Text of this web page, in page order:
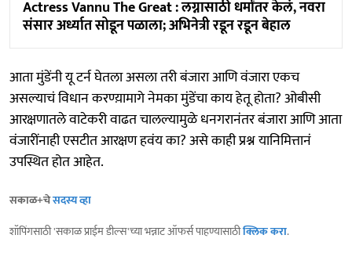
Actress Vannu The Great : लग्नासाठी धर्मांतर केलं, नवरा
संसार अर्ध्यात सोडून पळाला; अभिनेत्री रडून रडून बेहाल
आता मुंडेंनी यू टर्न घेतला असला तरी बंजारा आणि वंजारा एकच
असल्याचं विधान करण्य़ामागे नेमका मुंडेंचा काय हेतू होता? ओबीसी
आरक्षणातले वाटेकरी वाढत चालल्यामुळे धनगरानंतर बंजारा आणि आता
वंजारींनाही एसटीत आरक्षण हवंय का? असे काही प्रश्न यानिमित्तानं
उपस्थित होत आहेत.
सकाळ+चेसदस्य व्हा
शॉपिंगसाठी 'सकाळ प्राईम डील्स'च्या भन्नाट ऑफर्स पाहण्यासाठीक्लिक करा.